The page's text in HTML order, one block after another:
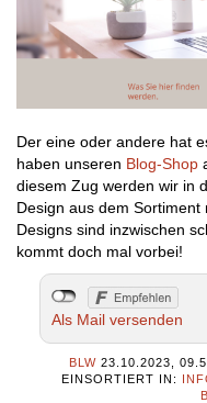
Der eine oder andere hat
haben unseren Blog-Shop
diesem Zug werden wir in
Design aus dem
Designs sind inzwischen
kommt doch mal vorbei!
Als Mail versenden
BLW 23.10.2023,
EINSORTIERT IN: